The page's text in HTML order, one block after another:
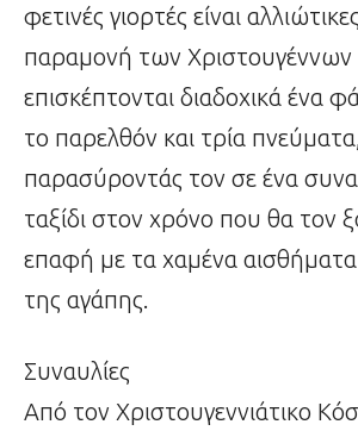
φετινές γιορτές είναι
παραμονή των Χριστουγέννων
επισκέπτονται διαδοχικά ένα
το παρελθόν και τρία πνεύματα,
παρασύροντάς τον σε ένα
ταξίδι στον χρόνο που θα τον
επαφή με τα χαμένα αισθήματα
της αγάπης.
Συναυλίες
Από τον Χριστουγεννιάτικο